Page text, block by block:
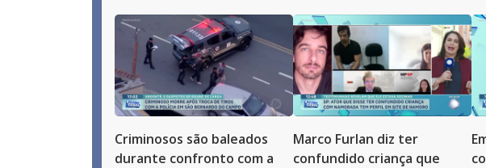
Criminosos são baleados
durante confronto com a
Marco Furlan diz ter
confundido criança que